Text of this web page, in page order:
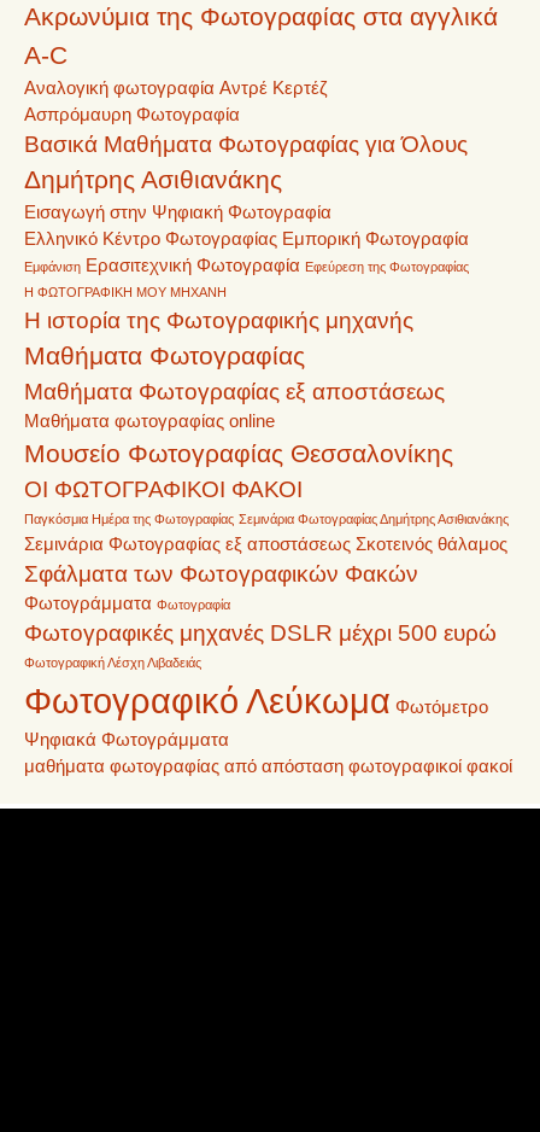
Ακρωνύμια της Φωτογραφίας στα αγγλικά
A-C
Αναλογική φωτογραφία Αντρέ Κερτέζ
Ασπρόμαυρη Φωτογραφία
Βασικά Μαθήματα Φωτογραφίας για Όλους
Δημήτρης Ασιθιανάκης
Εισαγωγή στην Ψηφιακή Φωτογραφία
Ελληνικό Κέντρο Φωτογραφίας Εμπορική Φωτογραφία
Εμφάνιση Ερασιτεχνική Φωτογραφία Εφεύρεση της Φωτογραφίας
Η ΦΩΤΟΓΡΑΦΙΚΗ ΜΟΥ ΜΗΧΑΝΗ
Η ιστορία της Φωτογραφικής μηχανής
Μαθήματα Φωτογραφίας
Μαθήματα Φωτογραφίας εξ αποστάσεως
Μαθήματα φωτογραφίας online
Μουσείο Φωτογραφίας Θεσσαλονίκης
ΟΙ ΦΩΤΟΓΡΑΦΙΚΟΙ ΦΑΚΟΙ
Παγκόσμια Ημέρα της Φωτογραφίας Σεμινάρια Φωτογραφίας Δημήτρης Ασιθιανάκης
Σεμινάρια Φωτογραφίας εξ αποστάσεως Σκοτεινός θάλαμος
Σφάλματα των Φωτογραφικών Φακών
Φωτογράμματα Φωτογραφία
Φωτογραφικές μηχανές DSLR μέχρι 500 ευρώ
Φωτογραφική Λέσχη Λιβαδειάς
Φωτογραφικό Λεύκωμα Φωτόμετρο
Ψηφιακά Φωτογράμματα
μαθήματα φωτογραφίας από απόσταση φωτογραφικοί φακοί